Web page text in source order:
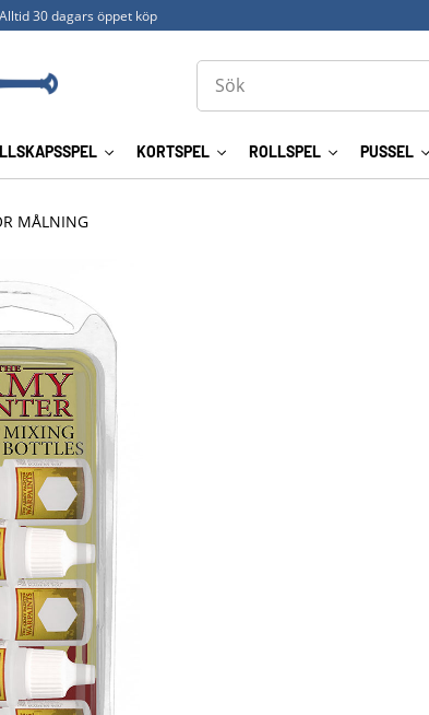
Alltid 30 dagars öppet köp
KORTSPEL ROLLSPEL PUSSEL
MÅLNING